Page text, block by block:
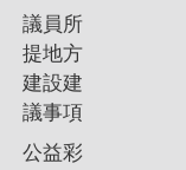
議員所
提地方
建設建
議事項
公益彩